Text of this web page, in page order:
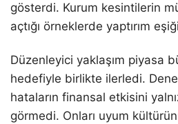
gösterdi. Kurum kesintilerin
açtığı örneklerde yaptırım
Düzenleyici yaklaşım piyasa
hedefiyle birlikte ilerledi.
hataların finansal etkisini
görmedi. Onları uyum